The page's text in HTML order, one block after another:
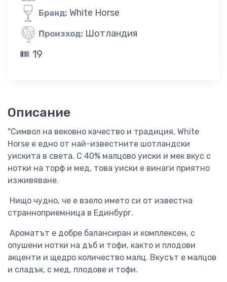
Бранд: White Horse
Произход: Шотландия
19
Описание
"Символ на вековно качество и традиция, White
Horse е едно от най-известните шотландски
уискита в света. С 40% малцово уиски и мек вкус с
нотки на торф и мед, това уиски е винаги приятно
изживяване.
Нищо чудно, че е взело името си от известна
странноприемница в Единбург.
Ароматът е добре балансиран и комплексен, с
опушени нотки на дъб и тофи, както и плодови
акценти и щедро количество малц. Вкусът е малцов
и сладък, с мед, плодове и тофи.